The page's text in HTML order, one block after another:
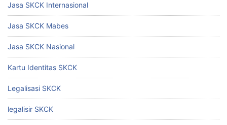
Jasa SKCK Internasional
Jasa SKCK Mabes
Jasa SKCK Nasional
Kartu Identitas SKCK
Legalisasi SKCK
legalisir SKCK